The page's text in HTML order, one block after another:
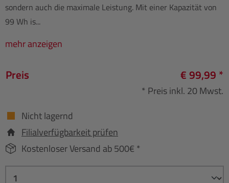
sondern auch die maximale Leistung. Mit einer Kapazität von
99 Wh is...
mehr anzeigen
Preis € 99,99 *
* Preis inkl. 20 Mwst.
Nicht lagernd
Filialverfügbarkeit prüfen
Kostenloser Versand ab 500€ *